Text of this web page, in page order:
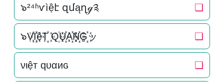
๖²⁴ʱѵìệէ զմąղℊ༉ ❏
๖V꙰I꙰꙰ệT꙰꙰ Q꙰U꙰꙰A꙰꙰N꙰꙰G꙰꙰ッ ❏
νιệт qυαиɢ ❏